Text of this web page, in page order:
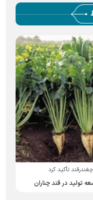
تأکید کرد
تولید در قند چناران